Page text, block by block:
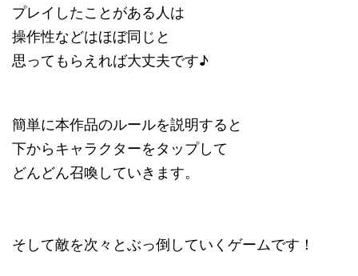
プレイしたことがある人は
操作性などはほぼ同じと
思ってもらえれば大丈夫です♪
簡単に本作品のルールを説明すると
下からキャラクターをタップして
どんどん召喚していきます。
そして敵を次々とぶっ倒していくゲームです！